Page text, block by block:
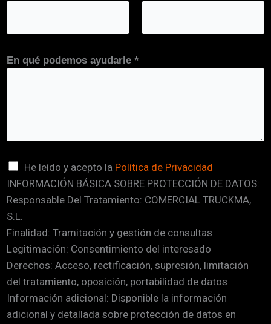
En qué podemos ayudarle *
d
C
a
s
i
l
l
a
s
d
e
He leído y acepto la Política de Privacidad
INFORMACIÓN BÁSICA SOBRE PROTECCIÓN DE DATOS:
Responsable Del Tratamiento: COMERCIAL TRUCKMA,
S.L.
Finalidad: Tramitación y gestión de consultas
Legitimación: Consentimiento del interesado
Derechos: Acceso, rectificación, supresión, limitación
del tratamiento, oposición, portabilidad de datos
Información adicional: Disponible la información
adicional y detallada sobre protección de datos en